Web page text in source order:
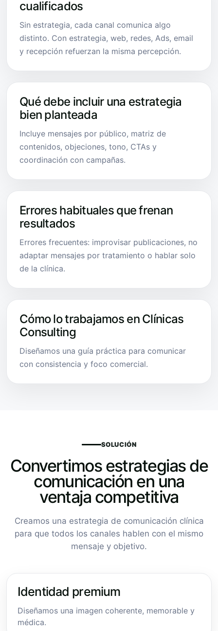
cualificados
Sin estrategia, cada canal comunica algo
distinto. Con estrategia, web, redes, Ads, email
y recepción refuerzan la misma percepción.
Qué debe incluir una estrategia
bien planteada
Incluye mensajes por público, matriz de
contenidos, objeciones, tono, CTAs y
coordinación con campañas.
Errores habituales que frenan
resultados
Errores frecuentes: improvisar publicaciones, no
adaptar mensajes por tratamiento o hablar solo
de la clínica.
Cómo lo trabajamos en Clínicas
Consulting
Diseñamos una guía práctica para comunicar
con consistencia y foco comercial.
SOLUCIÓN
Convertimos estrategias de
comunicación en una
ventaja competitiva
Creamos una estrategia de comunicación clínica
para que todos los canales hablen con el mismo
mensaje y objetivo.
Identidad premium
Diseñamos una imagen coherente, memorable y
médica.